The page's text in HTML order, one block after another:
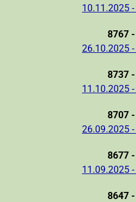
10.11.2025
8767
26.10.2025
8737
11.10.2025
8707
26.09.2025
8677
11.09.2025
8647